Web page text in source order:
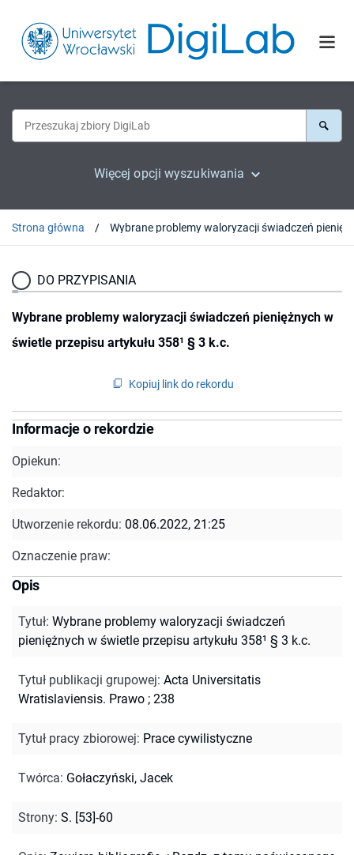
Więcej opcji wyszukiwania
Strona główna
DO PRZYPISANIA
Wybrane problemy waloryzacji świadczeń pieniężnych w
świetle przepisu artykułu 358¹ § 3 k.c.
Kopiuj link do rekordu
Informacje o rekordzie
Opiekun:
Redaktor:
Utworzenie rekordu: 08.06.2022, 21:25
Oznaczenie praw:
Opis
Tytuł: Wybrane problemy waloryzacji świadczeń
pieniężnych w świetle przepisu artykułu 358¹ § 3 k.c.
Tytuł publikacji grupowej: Acta Universitatis
Wratislaviensis. Prawo ; 238
Tytuł pracy zbiorowej: Prace cywilistyczne
Twórca: Gołaczyński, Jacek
Strony: S. [53]-60